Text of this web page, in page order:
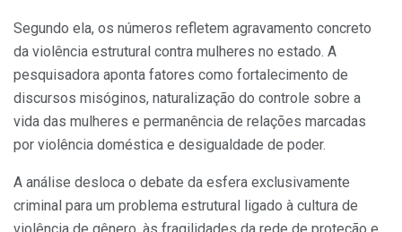
Segundo ela, os números refletem agravamento concreto
da violência estrutural contra mulheres no estado. A
pesquisadora aponta fatores como fortalecimento de
discursos misóginos, naturalização do controle sobre a
vida das mulheres e permanência de relações marcadas
por violência doméstica e desigualdade de poder.
A análise desloca o debate da esfera exclusivamente
criminal para um problema estrutural ligado à cultura de
violência de gênero, às fragilidades da rede de proteção e